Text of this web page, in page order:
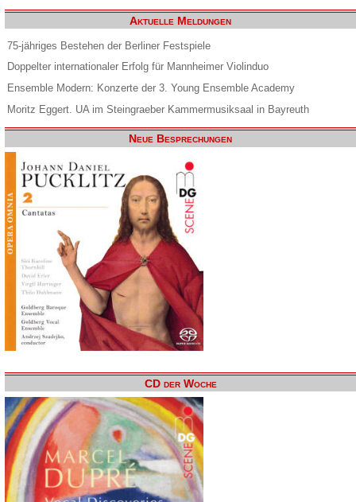
Aktuelle Meldungen
75-jähriges Bestehen der Berliner Festspiele
Doppelter internationaler Erfolg für Mannheimer Violinduo
Ensemble Modern: Konzerte der 3. Young Ensemble Academy
Moritz Eggert. UA im Steingraeber Kammermusiksaal in Bayreuth
Neue Besprechungen
CD der Woche